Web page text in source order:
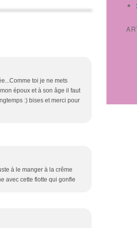
toi je ne mets
époux et à son âge il faut
:) bises et merci pour
à le manger à la crême
avec cette flotte qui gonfle